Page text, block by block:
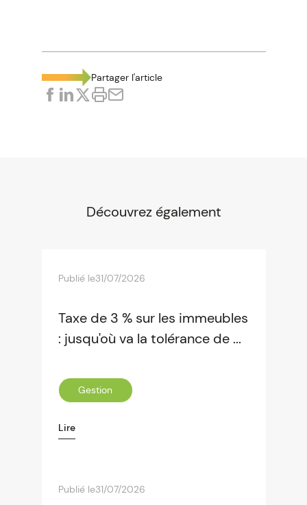
Partager l'article
Découvrez également
Publié le31/07/2026
Taxe de 3 % sur les immeubles
: jusqu'où va la tolérance de ...
Gestion
Lire
Publié le31/07/2026